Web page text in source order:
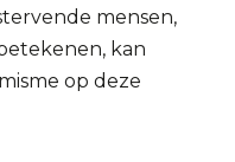
mensen,
kan
op deze